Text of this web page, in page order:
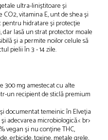
ultra-liniștitoare și
vitamina E, unt de shea și
pentru hidratare și protecție
lasă un strat protector moale
și a permite noilor celule să
pielii în 3 - 14 zile.
300 mg amestecat cu alte
un recipient de sticlă premium
documentat temeinic în Elveția
adecvarea microbiologică.< br>
vegan și nu conține THC,